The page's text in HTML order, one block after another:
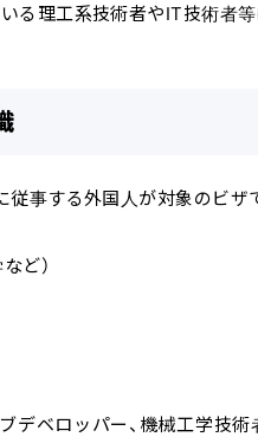
る理工系技術者やIT技術者
従事する外国人が対象のビザ
ど）
デベロッパー、機械工学技術